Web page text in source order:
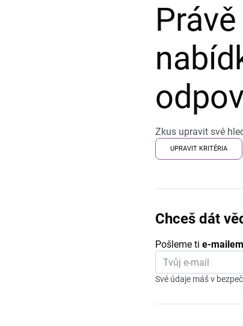
Zkus upravit své
UPRAVIT KRITÉRIA
Chceš dát
Pošleme ti e-mailem
Své údaje máš v